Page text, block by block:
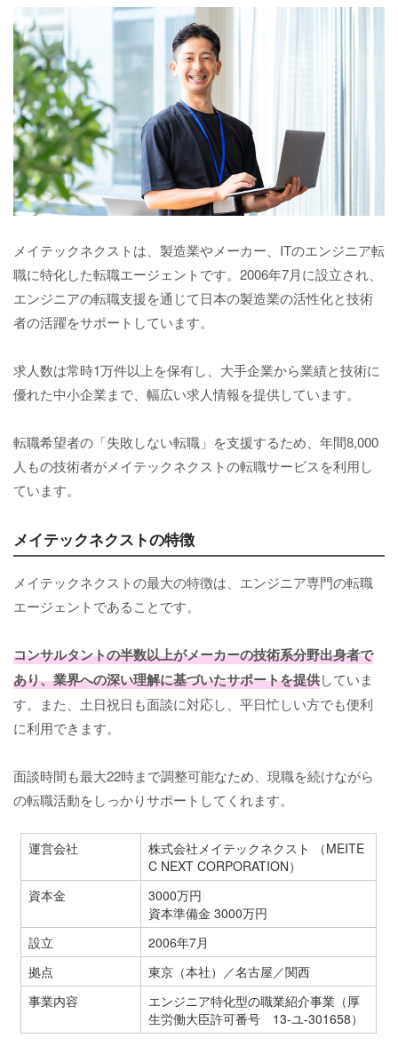
メイテックネクストは、製造業やメーカー、ITのエンジニア転
職に特化した転職エージェントです。2006年7月に設立され、
エンジニアの転職支援を通じて日本の製造業の活性化と技術
者の活躍をサポートしています。
求人数は常時1万件以上を保有し、大手企業から業績と技術に
優れた中小企業まで、幅広い求人情報を提供しています。
転職希望者の「失敗しない転職」を支援するため、年間8,000
人もの技術者がメイテックネクストの転職サービスを利用し
ています。
メイテックネクストの特徴
メイテックネクストの最大の特徴は、エンジニア専門の転職
エージェントであることです。
コンサルタントの半数以上がメーカーの技術系分野出身者で
あり、業界への深い理解に基づいたサポートを提供していま
す。また、土日祝日も面談に対応し、平日忙しい方でも便利
に利用できます。
面談時間も最大22時まで調整可能なため、現職を続けながら
の転職活動をしっかりサポートしてくれます。
運営会社
株式会社メイテックネクスト （MEITE
C NEXT CORPORATION）
資本金
3000万円
資本準備金 3000万円
設立
2006年7月
拠点
東京（本社）／名古屋／関西
事業内容
エンジニア特化型の職業紹介事業（厚
生労働大臣許可番号 13-ユ-301658）